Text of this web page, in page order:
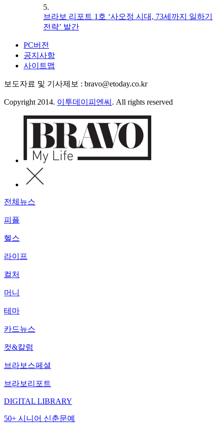
5.
브라보 리포트 1호 ‘사오정 시대, 73세까지 일하기
전략’ 발간
PC버전
공지사항
사이트맵
보도자료 및 기사제보 : bravo@etoday.co.kr
Copyright 2014. 이투데이피엔씨 . All rights reserved
전체뉴스
피플
헬스
라이프
컬처
머니
테마
카드뉴스
컷&칼럼
브라보스페셜
브라보리포트
DIGITAL LIBRARY
50+ 시니어 신춘문예